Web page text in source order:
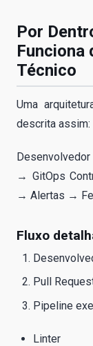
Por
Funciona
Técnico
Uma
descrita assim:
→ GitOps
→ Alertas →
Fluxo
Pull
Pipeline
Linter